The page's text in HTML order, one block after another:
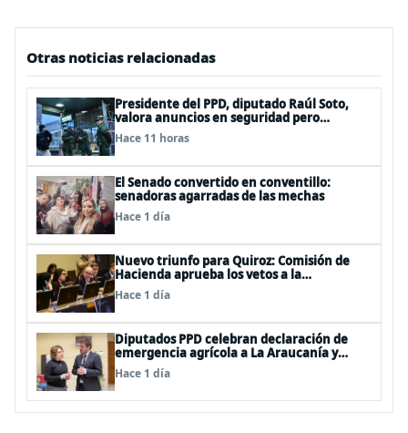
Otras noticias relacionadas
Presidente del PPD, diputado Raúl Soto,
valora anuncios en seguridad pero
advierte ausencia clave: alzamiento del
secreto bancario
Hace 11 horas
El Senado convertido en conventillo:
senadoras agarradas de las mechas
Hace 1 día
Nuevo triunfo para Quiroz: Comisión de
Hacienda aprueba los vetos a la
Megarreforma
Hace 1 día
Diputados PPD celebran declaración de
emergencia agrícola a La Araucanía y
piden agilizar ayudas económicas a
familias
Hace 1 día